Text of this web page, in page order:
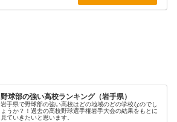
野球部の強い高校ランキング（岩手県）
岩手県で野球部の強い高校はどの地域のどの学校なのでし
ょうか？！過去の高校野球選手権岩手大会の結果をもとに
見ていきたいと思います。